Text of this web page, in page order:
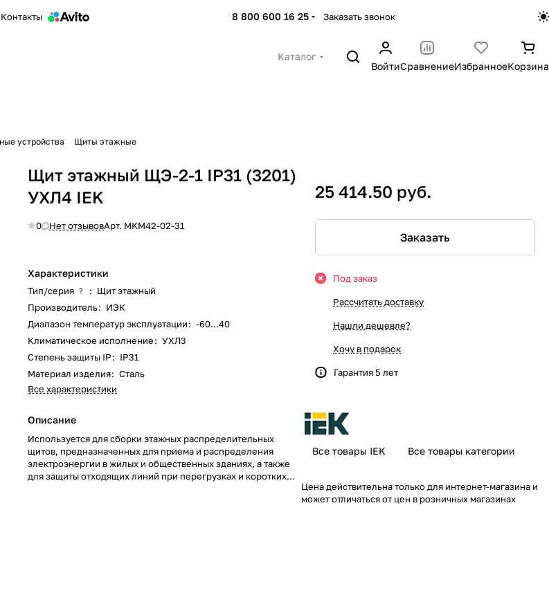
Контакты 8 800 600 16 25 Заказать звонок
Каталог
ВойтиСравнениеИзбранноеКорзина
устройства Щиты этажные
Щит этажный ЩЭ-2-1 IP31 (3201)
УХЛ4 IEK
0 Нет отзывовАрт. MKM42-02-31
Характеристики
Тип/серия ? : Щит этажный
Производитель: ИЭК
Диапазон температур эксплуатации: -60...40
Климатическое исполнение: УХЛ3
Степень защиты IP: IP31
Материал изделия: Сталь
Все характеристики
Описание
Используется для сборки этажных распределительных
щитов, предназначенных для приема и распределения
электроэнергии в жилых и общественных зданиях, а также
для защиты отходящих линий при перегрузках и коротких
25 414.50 руб.
Заказать
Под заказ
Рассчитать доставку
Нашли дешевле?
Хочу в подарок
Гарантия 5 лет
Все товары IEK Все товары категории
Цена действительна только для интернет-магазина и
может отличаться от цен в розничных магазинах